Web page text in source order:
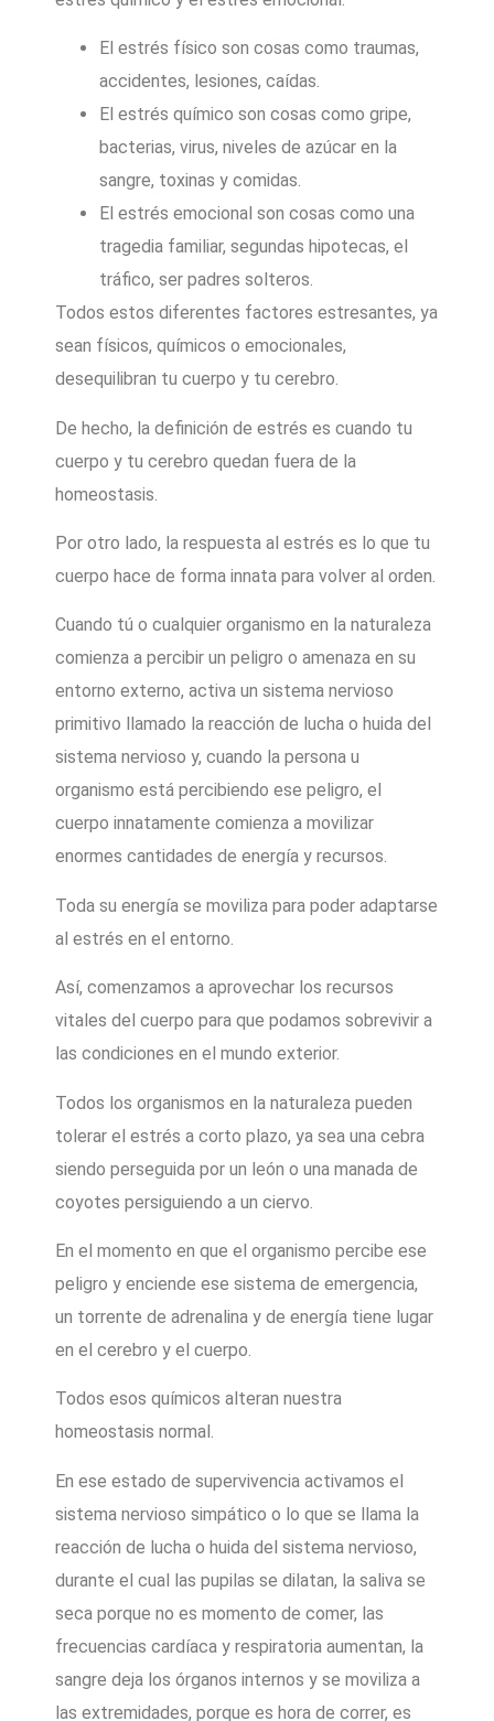
El estrés físico son cosas como traumas,
accidentes, lesiones, caídas.
El estrés químico son cosas como gripe,
bacterias, virus, niveles de azúcar en la
sangre, toxinas y comidas.
El estrés emocional son cosas como una
tragedia familiar, segundas hipotecas, el
tráfico, ser padres solteros.
Todos estos diferentes factores estresantes, ya
sean físicos, químicos o emocionales,
desequilibran tu cuerpo y tu cerebro.
De hecho, la definición de estrés es cuando tu
cuerpo y tu cerebro quedan fuera de la
homeostasis.
Por otro lado, la respuesta al estrés es lo que tu
cuerpo hace de forma innata para volver al orden.
Cuando tú o cualquier organismo en la naturaleza
comienza a percibir un peligro o amenaza en su
entorno externo, activa un sistema nervioso
primitivo llamado la reacción de lucha o huida del
sistema nervioso y, cuando la persona u
organismo está percibiendo ese peligro, el
cuerpo innatamente comienza a movilizar
enormes cantidades de energía y recursos.
Toda su energía se moviliza para poder adaptarse
al estrés en el entorno.
Así, comenzamos a aprovechar los recursos
vitales del cuerpo para que podamos sobrevivir a
las condiciones en el mundo exterior.
Todos los organismos en la naturaleza pueden
tolerar el estrés a corto plazo, ya sea una cebra
siendo perseguida por un león o una manada de
coyotes persiguiendo a un ciervo.
En el momento en que el organismo percibe ese
peligro y enciende ese sistema de emergencia,
un torrente de adrenalina y de energía tiene lugar
en el cerebro y el cuerpo.
Todos esos químicos alteran nuestra
homeostasis normal.
En ese estado de supervivencia activamos el
sistema nervioso simpático o lo que se llama la
reacción de lucha o huida del sistema nervioso,
durante el cual las pupilas se dilatan, la saliva se
seca porque no es momento de comer, las
frecuencias cardíaca y respiratoria aumentan, la
sangre deja los órganos internos y se moviliza a
las extremidades, porque es hora de correr, es